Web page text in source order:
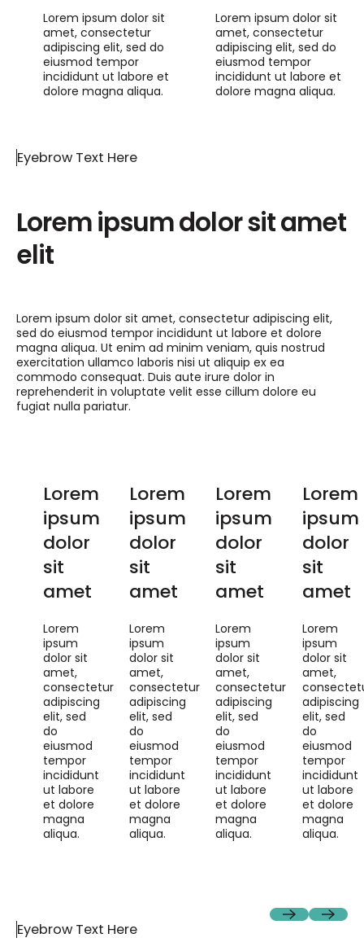
Lorem ipsum dolor sit
amet, consectetur
adipiscing elit, sed do
eiusmod tempor
incididunt ut labore et
dolore magna aliqua.
Lorem ipsum dolor sit
amet, consectetur
adipiscing elit, sed do
eiusmod tempor
incididunt ut labore et
dolore magna aliqua.
Eyebrow Text Here
Lorem ipsum dolor sit amet
elit
Lorem ipsum dolor sit amet, consectetur adipiscing elit,
sed do eiusmod tempor incididunt ut labore et dolore
magna aliqua. Ut enim ad minim veniam, quis nostrud
exercitation ullamco laboris nisi ut aliquip ex ea
commodo consequat. Duis aute irure dolor in
reprehenderit in voluptate velit esse cillum dolore eu
fugiat nulla pariatur.
Lorem
ipsum
dolor
sit
amet
Lorem
ipsum
dolor sit
amet,
consectetur
adipiscing
elit, sed
do
eiusmod
tempor
incididunt
ut labore
et dolore
magna
aliqua.
Lorem
ipsum
dolor
sit
amet
Lorem
ipsum
dolor sit
amet,
consectetur
adipiscing
elit, sed
do
eiusmod
tempor
incididunt
ut labore
et dolore
magna
aliqua.
Lorem
ipsum
dolor
sit
amet
Lorem
ipsum
dolor sit
amet,
consectetur
adipiscing
elit, sed
do
eiusmod
tempor
incididunt
ut labore
et dolore
magna
aliqua.
Lorem
ipsum
dolor
sit
amet
Lorem
ipsum
dolor sit
amet,
adipiscing
elit, sed
do
eiusmod
tempor
incididunt
ut labore
et dolore
magna
aliqua.
PreviousNext
Eyebrow Text Here